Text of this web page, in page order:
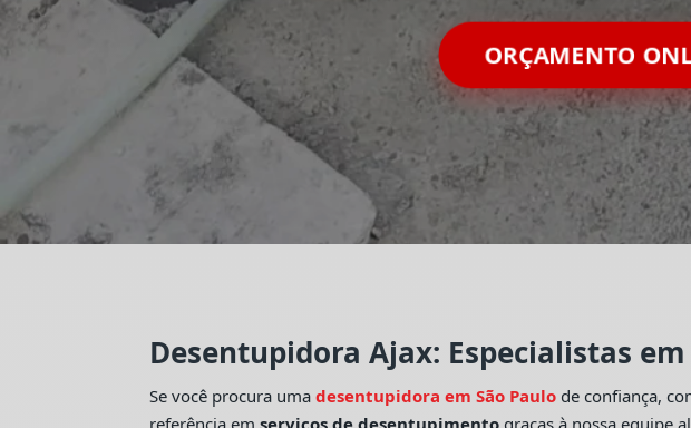
ORÇAMENTO
Desentupidora Ajax: Especialistas
Se você procura umadesentupidora em São Paulo de confiança,
referência emserviços de desentupimento graças à nossa equipe